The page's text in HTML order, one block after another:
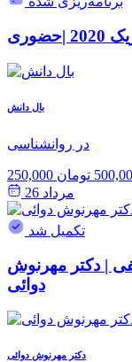
بال دانش
در روانشناسی
تومان
مرداد 26
تکمیل شد
| دکتر مهرنوش
دوائی
دکتر مهرنوش دوائی